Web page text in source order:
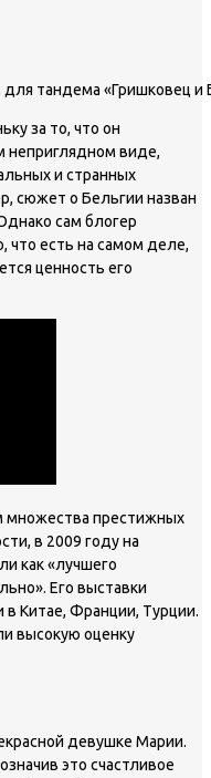
тандема «Гришковец и
за то, что он
неприглядном виде,
и странных
сюжет о Бельгии назван
сам блогер
что есть на самом деле,
ценность его
множества престижных
в 2009 году на
как «лучшего
Его выставки
в Китае, Франции, Турции.
высокую оценку
девушке Марии.
это счастливое